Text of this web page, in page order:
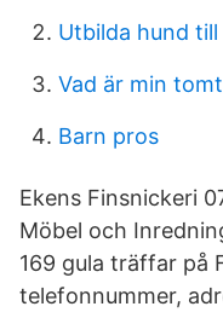
Utbilda hund
Vad är min
Barn pros
Ekens Finsnickeri
Möbel och
169 gula träffar på
telefonnummer,